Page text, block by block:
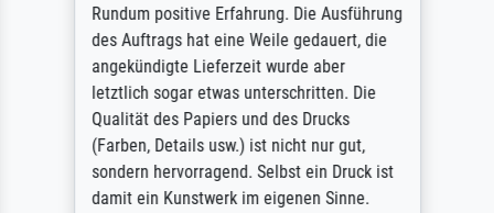
Rundum positive Erfahrung. Die Ausführung
des Auftrags hat eine Weile gedauert, die
angekündigte Lieferzeit wurde aber
letztlich sogar etwas unterschritten. Die
Qualität des Papiers und des Drucks
(Farben, Details usw.) ist nicht nur gut,
sondern hervorragend. Selbst ein Druck ist
damit ein Kunstwerk im eigenen Sinne.